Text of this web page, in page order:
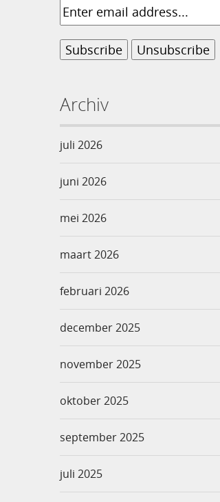
Archiv
juli 2026
juni 2026
mei 2026
maart 2026
februari 2026
december 2025
november 2025
oktober 2025
september 2025
juli 2025